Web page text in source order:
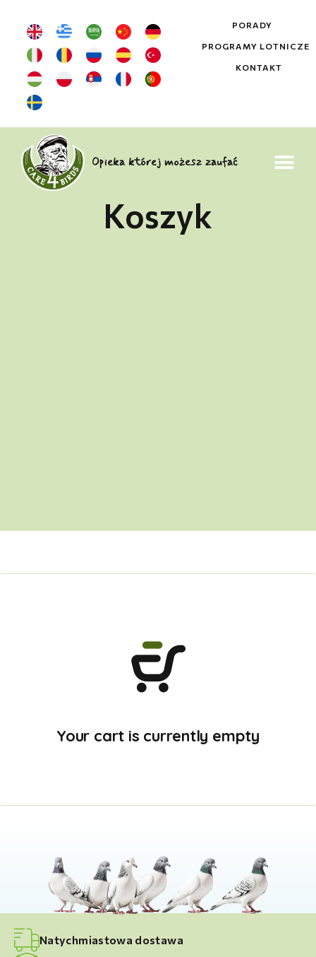
PORADY
PROGRAMY LOTNICZE
KONTAKT
Opieka której możesz zaufać
Koszyk
Your cart is currently empty
Natychmiastowa dostawa